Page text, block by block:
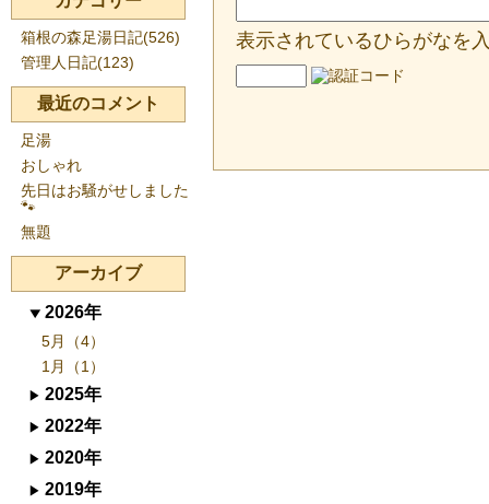
表示されているひらがなを
箱根の森足湯日記(526)
管理人日記(123)
最近のコメント
足湯
おしゃれ
先日はお騒がせしました
🐾
無題
アーカイブ
2026年
5月（4）
1月（1）
2025年
2022年
2020年
2019年